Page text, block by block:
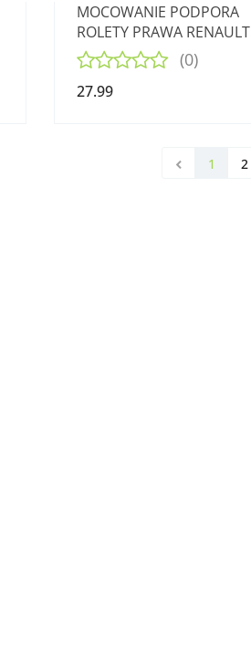
MOCOWANIE PODPORA
ROLETY PRAWA RENAULT
LAGUNA II
(0)
27.99
1 2